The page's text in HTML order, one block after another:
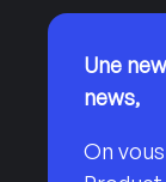
Une
news,
On